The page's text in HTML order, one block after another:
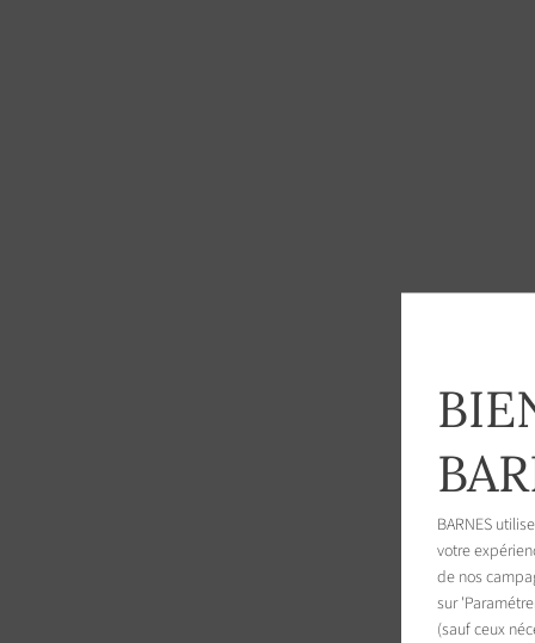
BARNES
votre
de nos
sur
(sauf ceux